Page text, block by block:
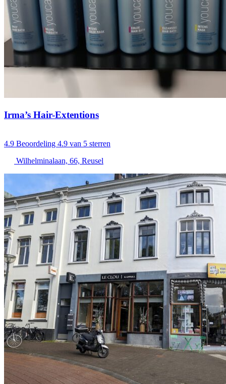
Irma’s Hair-Extentions
4.9 Beoordeling 4.9 van 5 sterren
Wilhelminalaan, 66, Reusel